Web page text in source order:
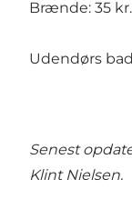
Brænde: 35
Udendørs
Senest
Klint Nielsen.